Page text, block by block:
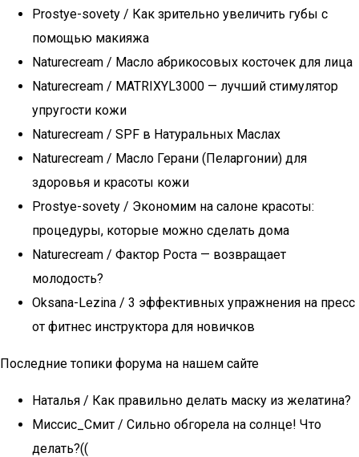
Prostye-sovety / Как зрительно увеличить губы с
помощью макияжа
Naturecream / Масло абрикосовых косточек для лица
Naturecream / MATRIXYL3000 — лучший стимулятор
упругости кожи
Naturecream / SPF в Натуральных Маслах
Naturecream / Масло Герани (Пеларгонии) для
здоровья и красоты кожи
Prostye-sovety / Экономим на салоне красоты:
процедуры, которые можно сделать дома
Naturecream / Фактор Роста — возвращает
молодость?
Oksana-Lezina / 3 эффективных упражнения на пресс
от фитнес инструктора для новичков
Последние топики форума на нашем сайте
Наталья / Как правильно делать маску из желатина?
Миссис_Смит / Сильно обгорела на солнце! Что
делать?((